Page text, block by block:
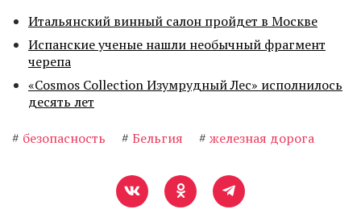
Итальянский винный салон пройдет в Москве
Испанские ученые нашли необычный фрагмент
черепа
«Cosmos Collection Изумрудный Лес» исполнилось
десять лет
# безопасность # Бельгия # железная дорога